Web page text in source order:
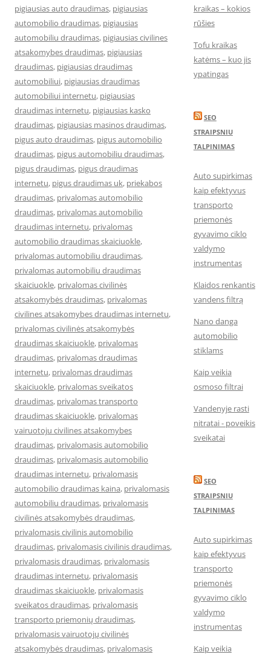
pigiausias auto draudimas, pigiausias
automobilio draudimas, pigiausias
automobiliu draudimas, pigiausias civilines
atsakomybes draudimas, pigiausias
draudimas, pigiausias draudimas
automobiliui, pigiausias draudimas
automobiliui internetu, pigiausias
draudimas internetu, pigiausias kasko
draudimas, pigiausias masinos draudimas,
pigus auto draudimas, pigus automobilio
draudimas, pigus automobiliu draudimas,
pigus draudimas, pigus draudimas
internetu, pigus draudimas uk, priekabos
draudimas, privalomas automobilio
draudimas, privalomas automobilio
draudimas internetu, privalomas
automobilio draudimas skaiciuokle,
privalomas automobiliu draudimas,
privalomas automobiliu draudimas
skaiciuokle, privalomas civilinės
atsakomybės draudimas, privalomas
civilines atsakomybes draudimas internetu,
privalomas civilinės atsakomybės
draudimas skaiciuokle, privalomas
draudimas, privalomas draudimas
internetu, privalomas draudimas
skaiciuokle, privalomas sveikatos
draudimas, privalomas transporto
draudimas skaiciuokle, privalomas
vairuotoju civilines atsakomybes
draudimas, privalomasis automobilio
draudimas, privalomasis automobilio
draudimas internetu, privalomasis
automobilio draudimas kaina, privalomasis
automobiliu draudimas, privalomasis
civilinės atsakomybės draudimas,
privalomasis civilinis automobilio
draudimas, privalomasis civilinis draudimas,
privalomasis draudimas, privalomasis
draudimas internetu, privalomasis
draudimas skaiciuokle, privalomasis
sveikatos draudimas, privalomasis
transporto priemonių draudimas,
privalomasis vairuotojų civilinės
atsakomybės draudimas, privalomasis
kraikas – kokios
rūšies
Tofu kraikas
katėms – kuo jis
ypatingas
SEO
STRAIPSNIU
TALPINIMAS
Auto supirkimas
kaip efektyvus
transporto
priemonės
gyvavimo ciklo
valdymo
instrumentas
Klaidos renkantis
vandens filtrą
Nano danga
automobilio
stiklams
Kaip veikia
osmoso filtrai
Vandenyje rasti
nitratai - poveikis
sveikatai
SEO
STRAIPSNIU
TALPINIMAS
Auto supirkimas
kaip efektyvus
transporto
priemonės
gyvavimo ciklo
valdymo
instrumentas
Kaip veikia